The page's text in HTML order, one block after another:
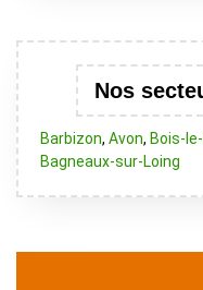
Nos
Barbizon, Avon, Bois-
Bagneaux-sur-Loing